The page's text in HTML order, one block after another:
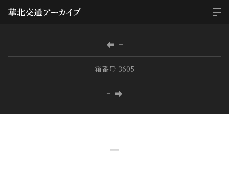
−
箱番号 3605
−
−